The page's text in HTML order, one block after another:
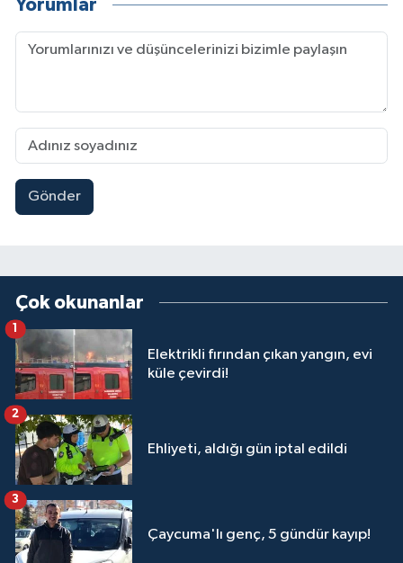
Yorumlar
Gönder
Çok okunanlar
Elektrikli fırından çıkan yangın, evi
küle çevirdi!
1
Ehliyeti, aldığı gün iptal edildi
2
Çaycuma'lı genç, 5 gündür kayıp!
3